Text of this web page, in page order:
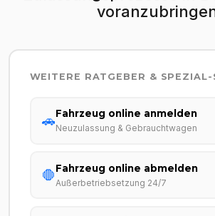
WEITERE RATGEBER & SPEZIAL-
🚗Fahrzeug online anmelden
Neuzulassung & Gebrauchtwagen
🛑Fahrzeug online abmelden
Außerbetriebsetzung 24/7